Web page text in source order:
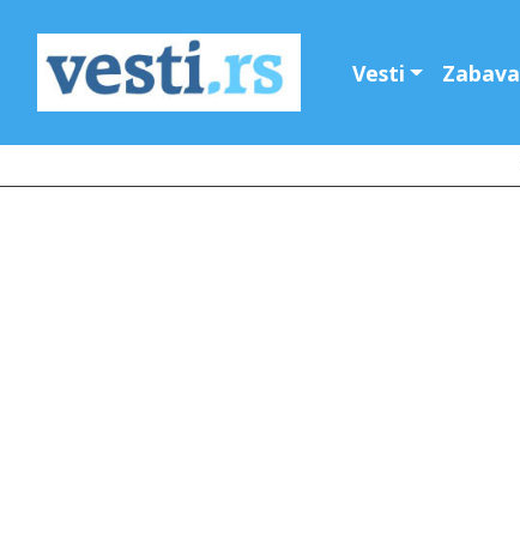
Vesti Zabava